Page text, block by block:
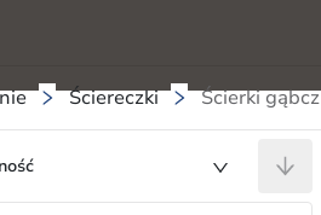
Ściereczki Ścierki